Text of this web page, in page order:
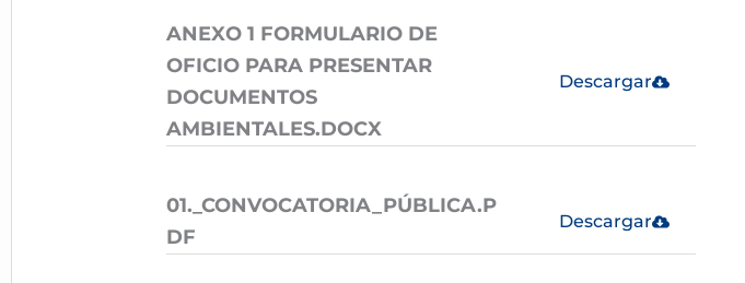
ANEXO 1 FORMULARIO DE
OFICIO PARA PRESENTAR
DOCUMENTOS
AMBIENTALES.DOCX
Descargar
01._CONVOCATORIA_PÚBLICA.P
DF
Descargar